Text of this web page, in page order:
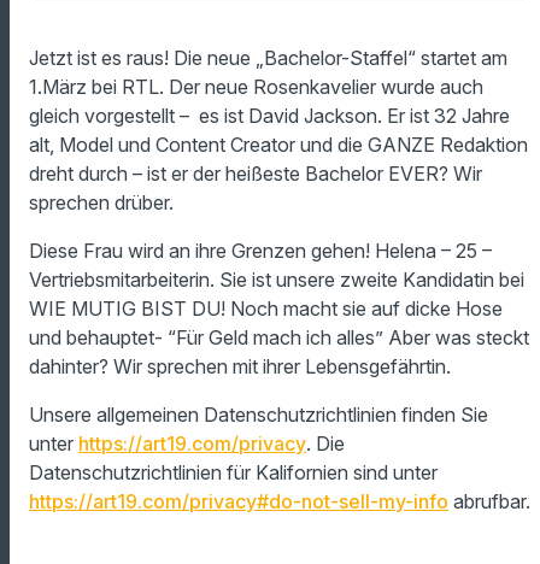
play_arrow heißeste Bachelor EVER?
00:00 14:44
Jetzt ist es raus! Die neue „Bachelor-Staffel“ startet am
1.März bei RTL. Der neue Rosenkavelier wurde auch
gleich vorgestellt – es ist David Jackson. Er ist 32 Jahre
alt, Model und Content Creator und die GANZE Redaktion
dreht durch – ist er der heißeste Bachelor EVER? Wir
sprechen drüber.
Diese Frau wird an ihre Grenzen gehen! Helena – 25 –
Vertriebsmitarbeiterin. Sie ist unsere zweite Kandidatin bei
WIE MUTIG BIST DU! Noch macht sie auf dicke Hose
und behauptet- “Für Geld mach ich alles” Aber was steckt
dahinter? Wir sprechen mit ihrer Lebensgefährtin.
Unsere allgemeinen Datenschutzrichtlinien finden Sie
unter https://art19.com/privacy. Die
Datenschutzrichtlinien für Kalifornien sind unter
https://art19.com/privacy#do-not-sell-my-info abrufbar.